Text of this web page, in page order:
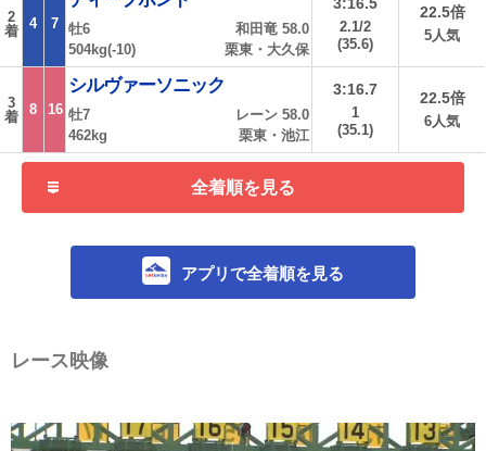
2
着
4 7 牡6
504kg(-10)
和田竜 58.0
栗東・大久保
2.1/2
(35.6)
22.5倍
5人気
3
着
8 16
シルヴァーソニック
牡7
462kg
レーン 58.0
栗東・池江
3:16.7
1
(35.1)
22.5倍
6人気
全着順を見る
アプリで全着順を見る
レース映像